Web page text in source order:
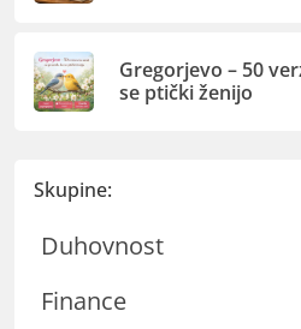
Gregorjevo – 50
se ptički ženijo
Skupine:
Duhovnost
Finance